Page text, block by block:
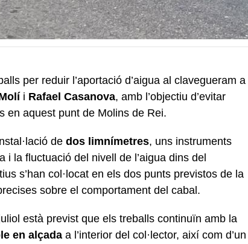
per reduir l’aportació d’aigua al clavegueram a
i Rafael Casanova, amb l’objectiu d’evitar
en aquest punt de Molins de Rei.
de dos limnímetres, uns instruments
i la fluctuació del nivell de l’aigua dins del
s’han col·locat en els dos punts previstos de la
sobre el comportament del cabal.
està previst que els treballs continuïn amb la
en alçada a l’interior del col·lector, així com d’un